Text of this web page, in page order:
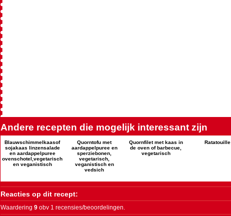
Andere recepten die mogelijk interessant zijn
Blauwschimmelkaasof
sojakaas linzensalade
en aardappelpuree
ovenschotel,vegetarisch
en veganistisch
Quorntofu met
aardappelpuree en
sperziebonen,
vegetarisch,
veganistisch en
vedsich
Quornfilet met kaas in
de oven of barbecue,
vegetarisch
Ratatouille
Reacties op dit recept:
Waardering 9 obv 1 recensies/beoordelingen.